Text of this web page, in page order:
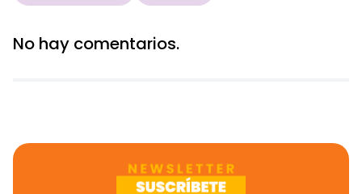
No hay comentarios.